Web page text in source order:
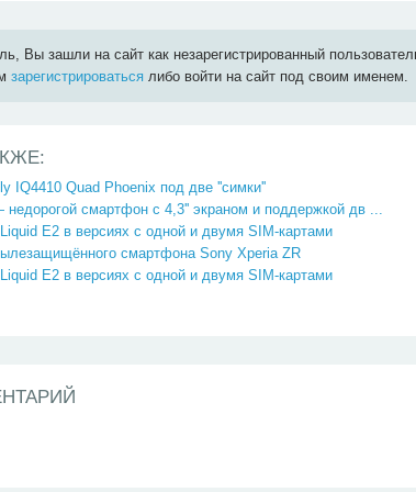
Вы зашли на сайт как незарегистрированный
зарегистрироваться либо войти на сайт под своим именем.
IQ4410 Quad Phoenix под две ''симки''
смартфон c 4,3'' экраном и поддержкой дв ...
E2 в версиях с одной и двумя SIM-картами
смартфона Sony Xperia ZR
E2 в версиях с одной и двумя SIM-картами